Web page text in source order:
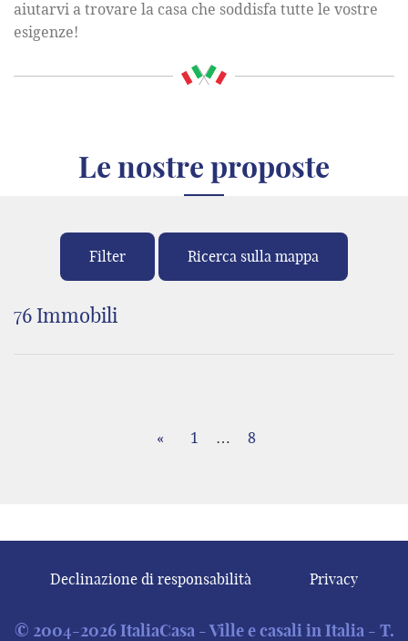
aiutarvi a trovare la casa che soddisfa tutte le vostre
esigenze!
Le nostre proposte
Filter Ricerca sulla mappa
76 Immobili
« 1 … 8
Declinazione di responsabilità Privacy
© 2004-2026 ItaliaCasa - Ville e casali in Italia - T.